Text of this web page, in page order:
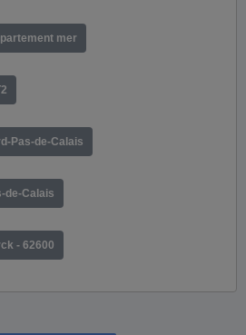
mer
Pas-de-Calais
de-Calais
- 62600